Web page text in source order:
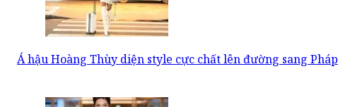
Á hậu Hoàng Thùy diện style cực chất lên đường sang Pháp